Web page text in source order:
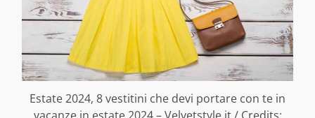
Estate 2024, 8 vestitini che devi portare con te in